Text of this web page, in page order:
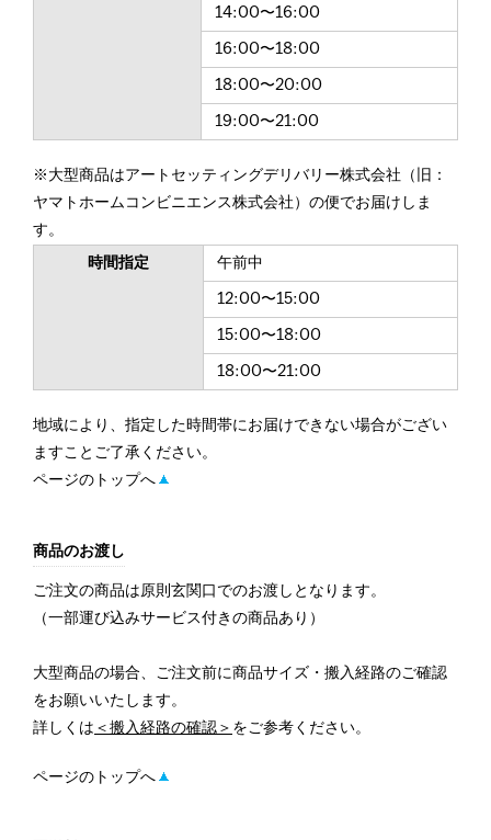
14:00〜16:00
16:00〜18:00
18:00〜20:00
19:00〜21:00
※大型商品はアートセッティングデリバリー株式会社（旧：
ヤマトホームコンビニエンス株式会社）の便でお届けしま
す。
時間指定 午前中
12:00〜15:00
15:00〜18:00
18:00〜21:00
地域により、指定した時間帯にお届けできない場合がござい
ますことご了承ください。
ページのトップへ
商品のお渡し
ご注文の商品は原則玄関口でのお渡しとなります。
（一部運び込みサービス付きの商品あり）
大型商品の場合、ご注文前に商品サイズ・搬入経路のご確認
をお願いいたします。
詳しくは ＜搬入経路の確認＞ をご参考ください。
ページのトップへ